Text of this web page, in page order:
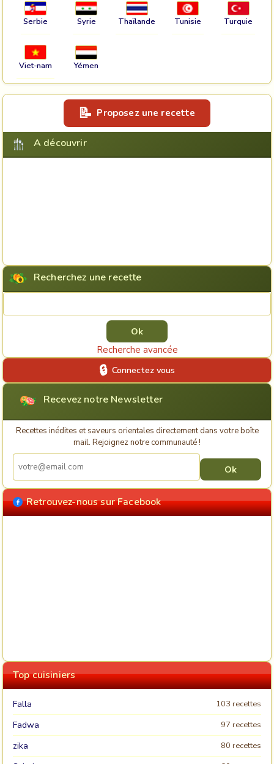
Serbie Syrie Thaïlande Tunisie Turquie
Viet-nam Yémen
Proposez une recette
A découvrir
Recherchez une recette
Recherche avancée
Connectez vous
Recevez notre Newsletter
Recettes inédites et saveurs orientales directement dans votre boîte
mail. Rejoignez notre communauté !
Retrouvez-nous sur Facebook
Top cuisiniers
Falla 103 recettes
Fadwa 97 recettes
zika 80 recettes